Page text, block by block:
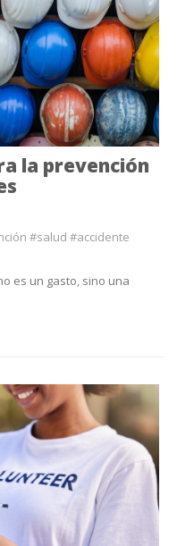
la prevención
#salud #accidente
es un gasto, sino una